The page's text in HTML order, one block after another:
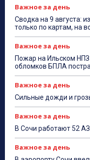
Важное за день
Сводка на 9 августа:
только по картам, на
Важное за день
Пожар на Ильском
обломков БПЛА
Важное за день
Сильные дожди и
Важное за день
В Сочи работают 52
Важное за день